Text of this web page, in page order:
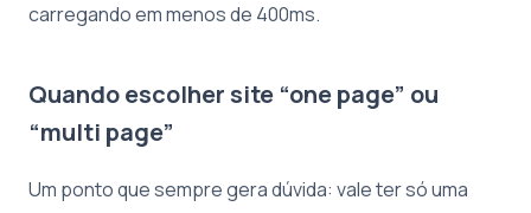
carregando em menos de 400ms.
Quando escolher site “one page” ou
“multi page”
Um ponto que sempre gera dúvida: vale ter só uma